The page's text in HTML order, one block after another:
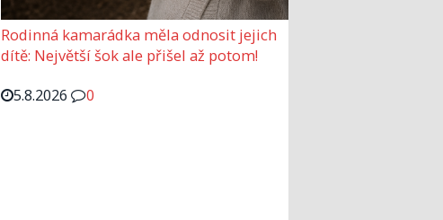
Rodinná kamarádka měla odnosit jejich
dítě: Největší šok ale přišel až potom!
5.8.2026
0